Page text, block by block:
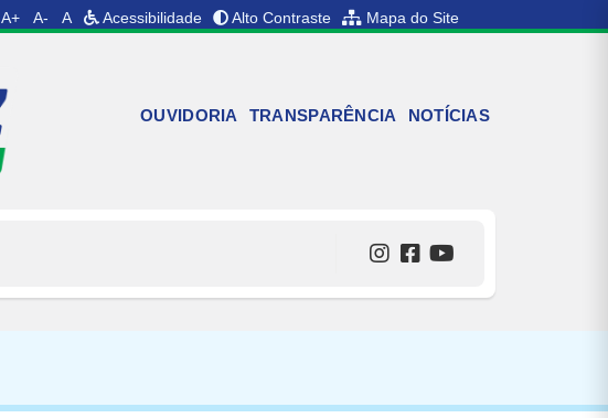
A+ A- A Acessibilidade Alto Contraste Mapa do Site
OUVIDORIA TRANSPARÊNCIA NOTÍCIAS